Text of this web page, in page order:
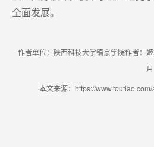
全面发展。
作者单位：陕西科技大学镐京学院作者：
本文来源：https://